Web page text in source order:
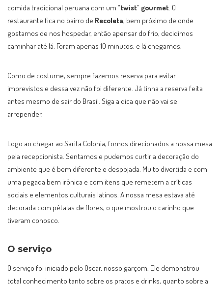
comida tradicional peruana com um “twist” gourmet . O
restaurante fica no bairro de Recoleta, bem próximo de onde
gostamos de nos hospedar, então apensar do frio, decidimos
caminhar até lá. Foram apenas 10 minutos, e lá chegamos.
Como de costume, sempre fazemos reserva para evitar
imprevistos e dessa vez não foi diferente. Já tinha a reserva feita
antes mesmo de sair do Brasil. Siga a dica que não vai se
arrepender.
Logo ao chegar ao Sarita Colonia, fomos direcionados a nossa mesa
pela recepcionista. Sentamos e pudemos curtir a decoração do
ambiente que é bem diferente e despojada. Muito divertida e com
uma pegada bem irônica e com itens que remetem a críticas
sociais e elementos culturais latinos. A nossa mesa estava até
decorada com pétalas de flores, o que mostrou o carinho que
tiveram conosco.
O serviço
O serviço foi iniciado pelo Oscar, nosso garçom. Ele demonstrou
total conhecimento tanto sobre os pratos e drinks, quanto sobre a